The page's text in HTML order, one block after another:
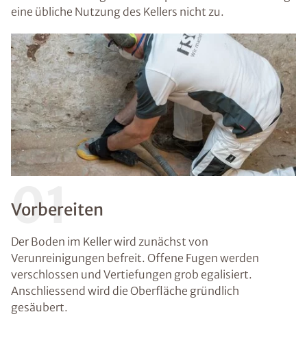
eine übliche Nutzung des Kellers nicht zu.
01
Vorbereiten
Der Boden im Keller wird zunächst von
Verunreinigungen befreit. Offene Fugen werden
verschlossen und Vertiefungen grob egalisiert.
Anschliessend wird die Oberfläche gründlich
gesäubert.